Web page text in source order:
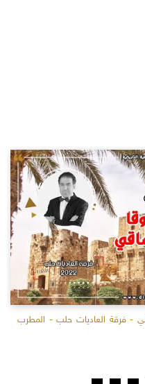
فرقة العاديات حلب - المطرب